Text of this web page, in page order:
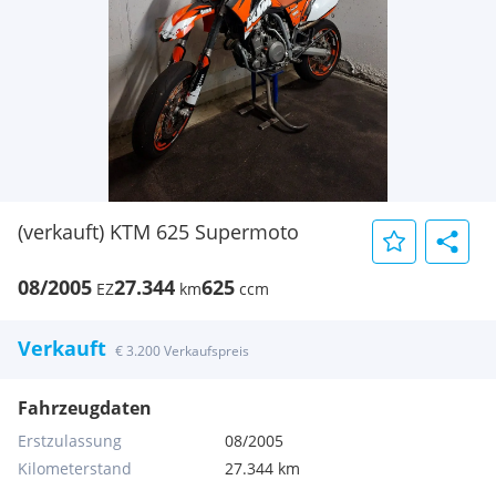
(verkauft) KTM 625 Supermoto
08/2005 EZ27.344 km625 ccm
Verkauft € 3.200 Verkaufspreis
Fahrzeugdaten
Erstzulassung
08/2005
Kilometerstand
27.344 km